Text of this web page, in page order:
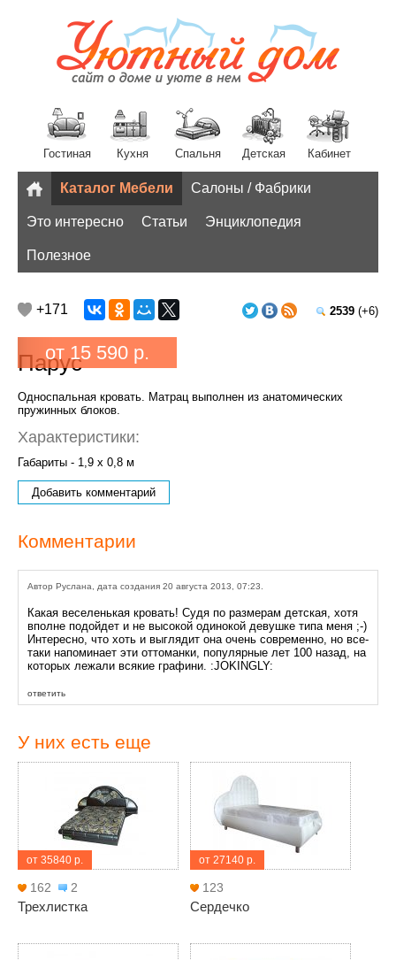
Гостиная Кухня Спальня Детская Кабинет
Разное
Каталог Мебели Салоны / Фабрики
Это интересно Статьи Энциклопедия
Полезное
2539 (+6)
+171
Парус
от 15 590 р.
Односпальная кровать. Матрац выполнен из анатомических
пружинных блоков.
Характеристики:
Габариты - 1,9 х 0,8 м
Добавить комментарий
Комментарии
Автор Руслана, дата создания 20 августа 2013, 07:23.
Какая веселенькая кровать! Судя по размерам детская, хотя
вполне подойдет и не высокой одинокой девушке типа меня ;-)
Интересно, что хоть и выглядит она очень современно, но все-
таки напоминает эти оттоманки, популярные лет 100 назад, на
которых лежали всякие графини. :JOKINGLY:
ответить
У них есть еще
от 35840 р.
162 2
Трехлистка
от 27140 р.
123
Сердечко